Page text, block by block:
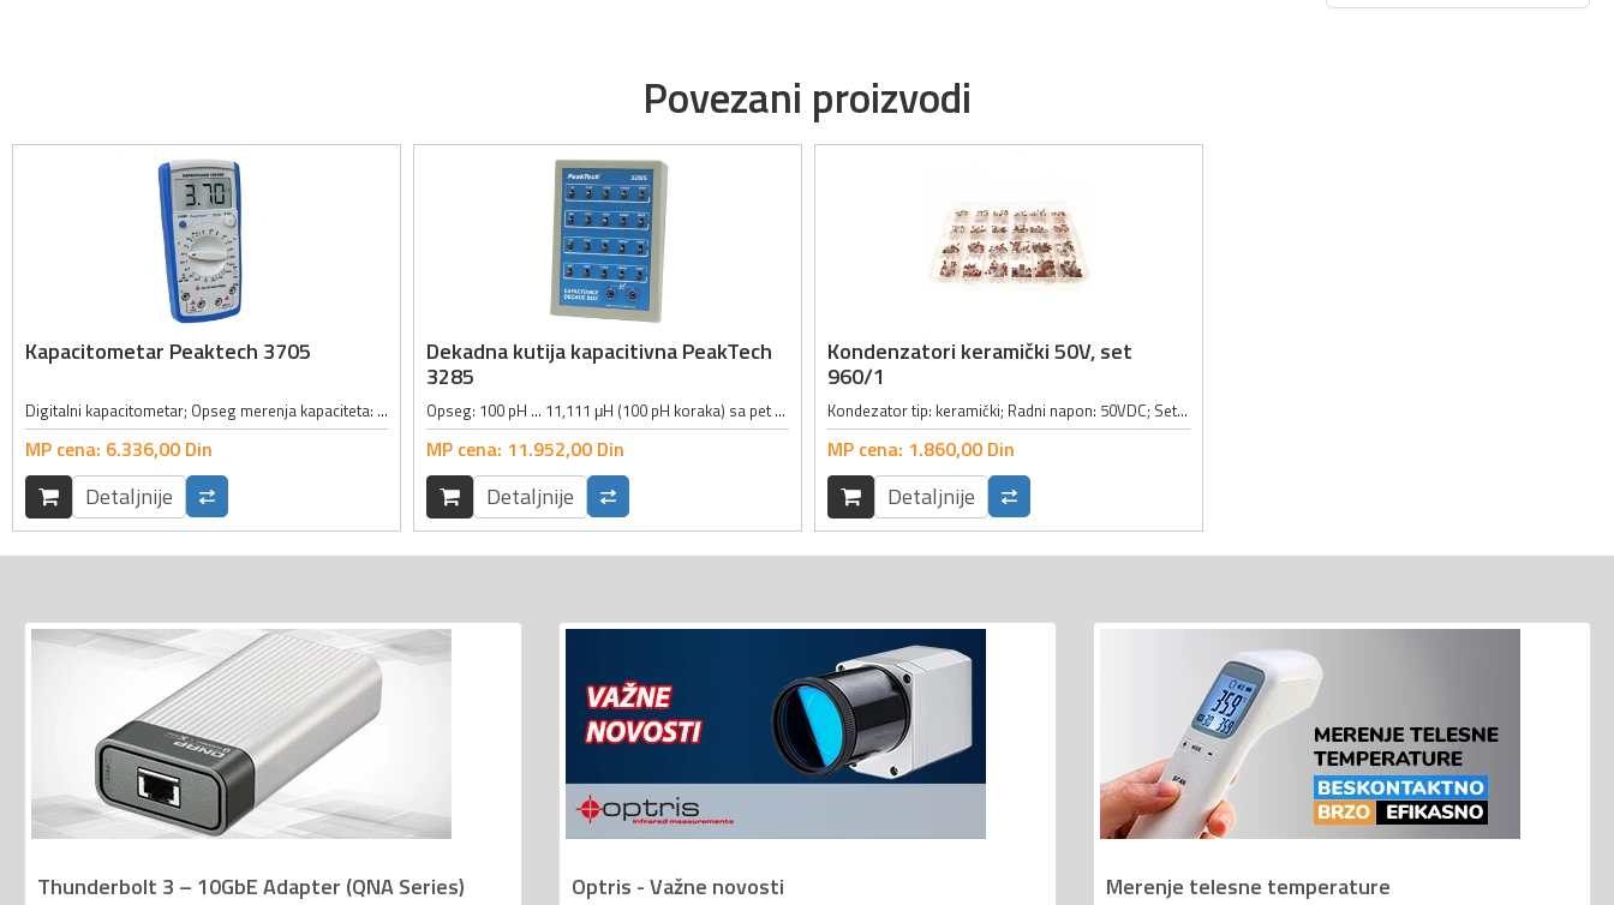
Povezani proizvodi
Kapacitometar Peaktech 3705
Digitalni kapacitometar; Opseg merenja kapaciteta: 200pF, 2nF, 20nF, 200nF, 2µF, 20µF, 200µF, 2mF, 20mF; Tačnost merenja kapaciteta: ±0.5% + 10 cifara; Opseg merenja otpornosti: 20Ω, 200Ω, 2kΩ, 20kΩ, 200kΩ, 2MΩ, 20MΩ, 200MΩ,...
MP cena: 6.336,00 Din
Detaljnije
Dekadna kutija kapacitivna PeakTech
3285
Opseg: 100 pH ... 11,111 μH (100 pH koraka) sa pet dekada; Tačnost: 5% na 1 kHz; Maksimalni strujni limit: 100 mA DC/AC; Permanentna idnuktivnost: 0.6 μH; Dimenzije: 140 x 190 x 80mm; Masa: 350g;
MP cena: 11.952,00 Din
Detaljnije
Kondenzatori keramički 50V, set
960/1
Kondezator tip: keramički; Radni napon: 50VDC; Set sadrži: 960 kondezatora (po 40 kondezatora u 24 različite vrednosti);
MP cena: 1.860,00 Din
Detaljnije
Thunderbolt 3 – 10GbE Adapter (QNA Series) Optris - Važne novosti Merenje telesne temperature